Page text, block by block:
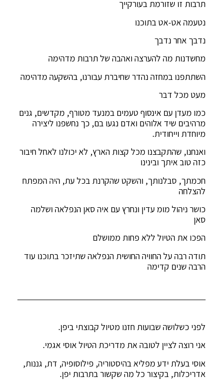
תרבות זו שזורמת בעורקייך
נטעמה אט-אט בתוכנו
נדבך אחר נדבך
מחשדנות מה להערצה ואהבה של תרבות מדהימה
השתתפנו במחזה נהדר שחיברת עבורנו, בהשקעה מדהימה
מעט מכל דבר
כמו מעדן עם אינסוף טעמים במנעד מטורף, מקדשים, גנים
מרהיבים שיד אלוהים ואדם נגעו בם, כך נחשפנו ליצירה
מיוחדת וייחודית.
ואנחנו, שהתקבצנו מכל קצות הארץ, לא יכולנו לאחל חיבור
כזה טוב איתך ובינינו
חכמתך, סבלנותך, והשקט שהקרנת בכל עת, היה המפתח
להצלחה
כושר ניהול מומ עדין ונחרץ עם איה סאן הנפלאה ושלמה
סאן
הפכו את הטיול ללא פחות ממושלם
תודה רבה על החוויה החושית הנפלאה שתיזכר בתוכנו עוד
הרבה שנים קדימה
לפני כשלושה שבועות חזנו מטיול קבוצתי ביפן.
אני רוצה לציין לטובה את מדריכת הטיול אוסי אגמי.
אוסי בעלת ידע מפליא בהיסטוריה, פילוסופיה, דת, גננות,
אדריכלות, בקיצור כל מה שקשור בתרבות יפן.